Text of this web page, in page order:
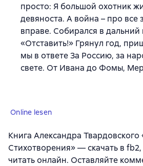
просто: Я большой охотник
девяноста. А война – про все
вправе. Собирался в дальний
«Отставить!» Грянул год,
мы в ответе За Россию, за
свете. От Ивана до Фомы,
Online lesen
Книга Александра Твардовского
Стихотворения» — скачать в
читать онлайн. Оставляйте